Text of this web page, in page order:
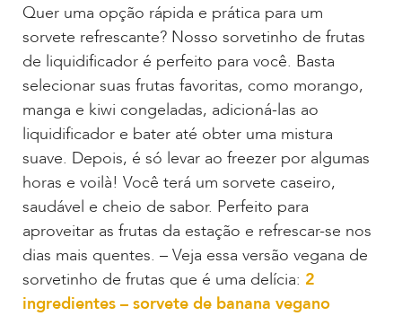
Quer uma opção rápida e prática para um
sorvete refrescante? Nosso sorvetinho de frutas
de liquidificador é perfeito para você. Basta
selecionar suas frutas favoritas, como morango,
manga e kiwi congeladas, adicioná-las ao
liquidificador e bater até obter uma mistura
suave. Depois, é só levar ao freezer por algumas
horas e voilà! Você terá um sorvete caseiro,
saudável e cheio de sabor. Perfeito para
aproveitar as frutas da estação e refrescar-se nos
dias mais quentes. – Veja essa versão vegana de
sorvetinho de frutas que é uma delícia: 2
ingredientes – sorvete de banana vegano